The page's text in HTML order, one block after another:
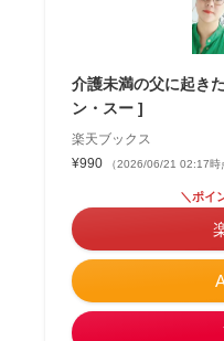
介護未満の父に起き
ン・スー ]
楽天ブックス
¥990
（2026/06/21 02:17時
＼ポイ